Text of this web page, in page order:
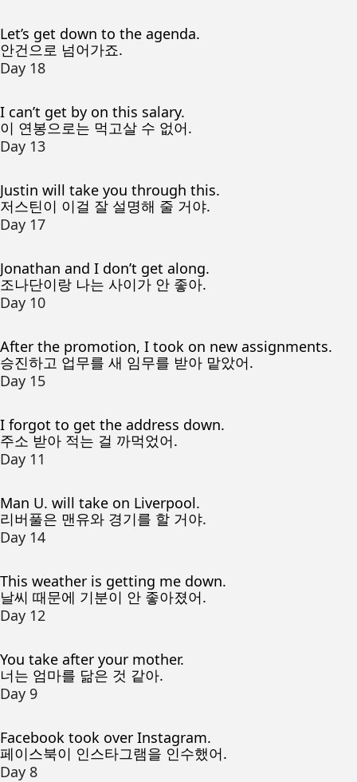
Let’s get down to the agenda.
안건으로 넘어가죠.
Day 18
I can’t get by on this salary.
이 연봉으로는 먹고살 수 없어.
Day 13
Justin will take you through this.
저스틴이 이걸 잘 설명해 줄 거야.
Day 17
Jonathan and I don’t get along.
조나단이랑 나는 사이가 안 좋아.
Day 10
After the promotion, I took on new assignments.
승진하고 업무를 새 임무를 받아 맡았어.
Day 15
I forgot to get the address down.
주소 받아 적는 걸 까먹었어.
Day 11
Man U. will take on Liverpool.
리버풀은 맨유와 경기를 할 거야.
Day 14
This weather is getting me down.
날씨 때문에 기분이 안 좋아졌어.
Day 12
You take after your mother.
너는 엄마를 닮은 것 같아.
Day 9
Facebook took over Instagram.
페이스북이 인스타그램을 인수했어.
Day 8